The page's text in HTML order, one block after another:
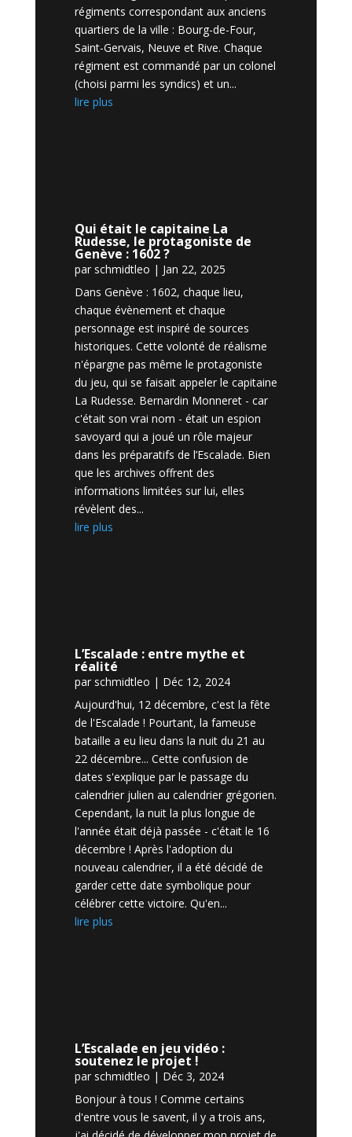
régiments correspondant aux anciens
quartiers de la ville : Bourg-de-Four,
Saint-Gervais, Neuve et Rive. Chaque
régiment est commandé par un colonel
(choisi parmi les syndics) et un...
lire plus
Qui était le capitaine La
Rudesse, le protagoniste de
Genève : 1602 ?
par schmidtleo | Jan 22, 2025
Dans Genève : 1602, chaque lieu,
chaque évènement et chaque
personnage est inspiré de sources
historiques. Cette volonté de réalisme
n'épargne pas même le protagoniste
du jeu, qui se faisait appeler le capitaine
La Rudesse. Bernardin Monneret - car
c'était son vrai nom - était un espion
savoyard qui a joué un rôle majeur
dans les préparatifs de l’Escalade. Bien
que les archives offrent des
informations limitées sur lui, elles
révèlent des...
lire plus
L’Escalade : entre mythe et
réalité
par schmidtleo | Déc 12, 2024
Aujourd'hui, 12 décembre, c'est la fête
de l'Escalade ! Pourtant, la fameuse
bataille a eu lieu dans la nuit du 21 au
22 décembre... Cette confusion de
dates s'explique par le passage du
calendrier julien au calendrier grégorien.
Cependant, la nuit la plus longue de
l'année était déjà passée - c'était le 16
décembre ! Après l'adoption du
nouveau calendrier, il a été décidé de
garder cette date symbolique pour
célébrer cette victoire. Qu'en...
lire plus
L’Escalade en jeu vidéo :
soutenez le projet !
par schmidtleo | Déc 3, 2024
Bonjour à tous ! Comme certains
d'entre vous le savent, il y a trois ans,